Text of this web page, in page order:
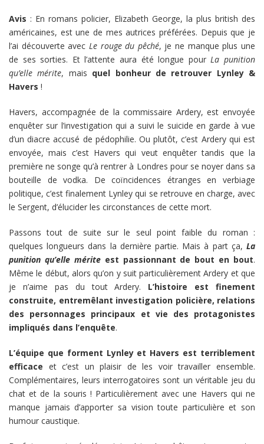
Avis : En romans policier, Elizabeth George, la plus british des
américaines, est une de mes autrices préférées. Depuis que je
l’ai découverte avec Le rouge du pêché, je ne manque plus une
de ses sorties. Et l’attente aura été longue pourLa punition
qu’elle mérite, mais quel bonheur de retrouver Lynley &
Havers !
Havers, accompagnée de la commissaire Ardery, est envoyée
enquêter sur l’investigation qui a suivi le suicide en garde à vue
d’un diacre accusé de pédophilie. Ou plutôt, c’est Ardery qui est
envoyée, mais c’est Havers qui veut enquêter tandis que la
première ne songe qu’à rentrer à Londres pour se noyer dans sa
bouteille de vodka. De coïncidences étranges en verbiage
politique, c’est finalement Lynley qui se retrouve en charge, avec
le Sergent, d’élucider les circonstances de cette mort.
Passons tout de suite sur le seul point faible du roman :
quelques longueurs dans la dernière partie. Mais à part ça, La
punition qu’elle mériteest passionnant de bout en bout.
Même le début, alors qu’on y suit particulièrement Ardery et que
je n’aime pas du tout Ardery. L’histoire est finement
construite, entremêlant investigation policière, relations
des personnages principaux et vie des protagonistes
impliqués dans l’enquête.
L’équipe que forment Lynley et Havers est terriblement
efficace et c’est un plaisir de les voir travailler ensemble.
Complémentaires, leurs interrogatoires sont un véritable jeu du
chat et de la souris ! Particulièrement avec une Havers qui ne
manque jamais d’apporter sa vision toute particulière et son
humour caustique.